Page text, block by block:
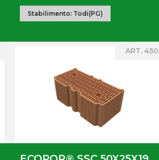
Stabilimento: Todi(PG)
ART. 450